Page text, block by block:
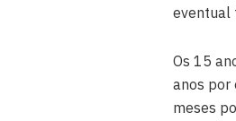
eventual
Os 15
anos por
meses